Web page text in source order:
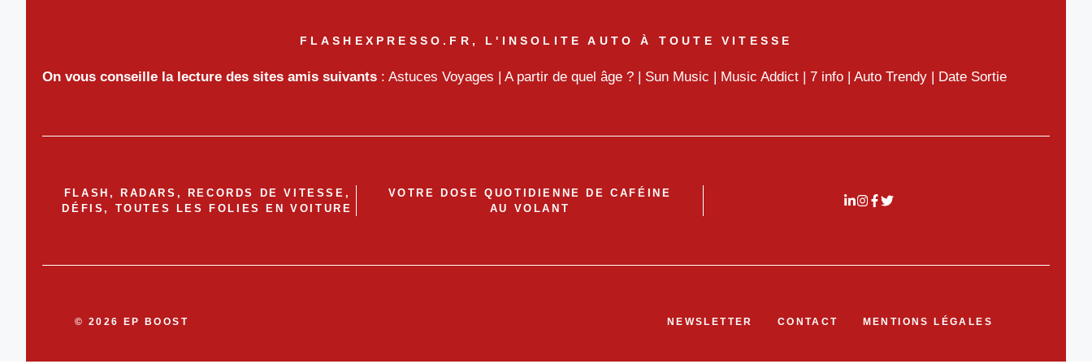
FLASHEXPRESSO.FR, L'INSOLITE AUTO À TOUTE VITESSE
On vous conseille la lecture des sites amis suivants : Astuces Voyages | A partir de quel âge ? | Sun Music | Music Addict | 7 info | Auto Trendy | Date Sortie
FLASH, RADARS, RECORDS DE VITESSE,
DÉFIS, TOUTES LES FOLIES EN VOITURE
VOTRE DOSE QUOTIDIENNE DE CAFÉINE
AU VOLANT
© 2026 EP BOOST NEWSLETTER CONTACT MENTIONS LÉGALES